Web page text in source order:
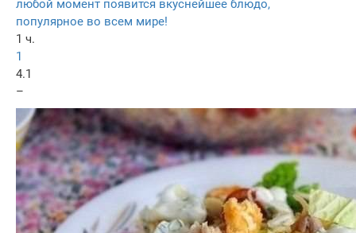
любой момент появится вкуснейшее блюдо,
популярное во всем мире!
1 ч.
1
4.1
–